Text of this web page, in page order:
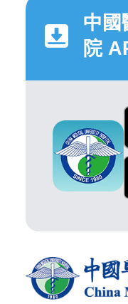
中國
院